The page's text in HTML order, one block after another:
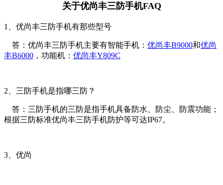
关于优尚丰三防手机FAQ
1、优尚丰三防手机有那些型号
答：优尚丰三防手机主要有智能手机： 优尚丰B9000和优尚
丰B6000 ，功能机： 优尚丰Y809C
2、三防手机是指哪三防？
答：三防手机的三防是指手机具备防水、防尘、防震功能；
根据三防标准优尚丰三防手机防护等可达IP67。
3、优尚